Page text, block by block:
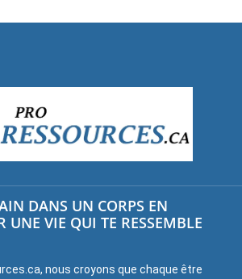
DANS UN CORPS EN
UNE VIE QUI TE RESSEMBLE
nous croyons que chaque être